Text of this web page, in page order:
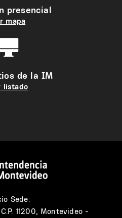
presencial
mapa
de la IM
listado
Sede:
11200, Montevideo -